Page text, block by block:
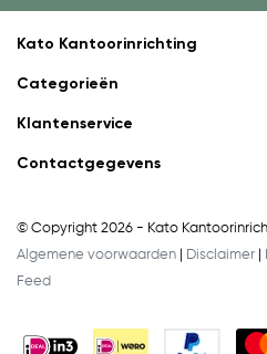
Kato Kantoorinrichting
Categorieën
Klantenservice
Contactgegevens
© Copyright 2026 - Kato
Algemene voorwaarden
Disclaimer
Feed